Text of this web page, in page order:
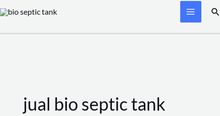
Skip
content
jual bio septic tank